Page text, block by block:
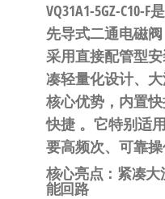
VQ31A1-5GZ-C10-F
先导式二通电磁阀
采用直接配管型
凑轻量化设计、
核心优势，内置
快捷 。它特别适
要高频次、可靠
核心亮点：紧凑大
能回路